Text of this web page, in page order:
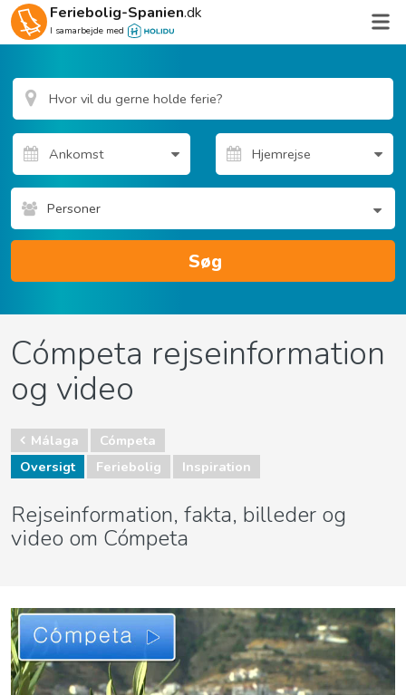
Feriebolig-Spanien.dk
I samarbejde med
Personer
Søg
Cómpeta rejseinformation
og video
Málaga
Cómpeta
Oversigt
Feriebolig Inspiration
Rejseinformation, fakta, billeder og
video om Cómpeta